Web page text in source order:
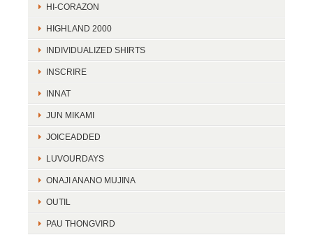
HI-CORAZON
HIGHLAND 2000
INDIVIDUALIZED SHIRTS
INSCRIRE
INNAT
JUN MIKAMI
JOICEADDED
LUVOURDAYS
ONAJI ANANO MUJINA
OUTIL
PAU THONGVIRD